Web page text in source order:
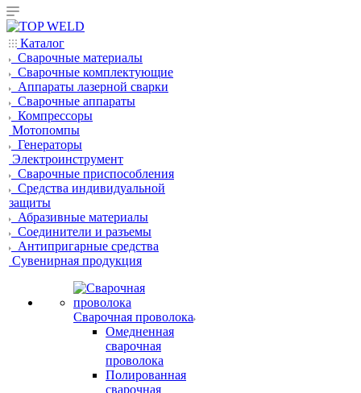
Каталог
Сварочные материалы
Сварочные комплектующие
Аппараты лазерной сварки
Сварочные аппараты
Компрессоры
Мотопомпы
Генераторы
Электроинструмент
Сварочные приспособления
Средства индивидуальной
защиты
Абразивные материалы
Соединители и разъемы
Антипригарные средства
Сувенирная продукция
Сварочная проволока
Омедненная
сварочная
проволока
Полированная
сварочная